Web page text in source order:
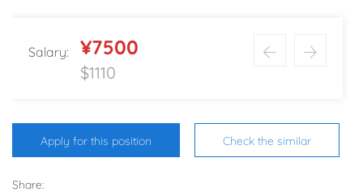
Salary: ¥7500
$1110
Apply for this position Check the similar
Share: